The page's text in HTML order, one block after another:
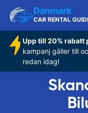
Danmark
CAR RENTAL
Upp till 20% rabatt
kampanj gäller till
redan idag!